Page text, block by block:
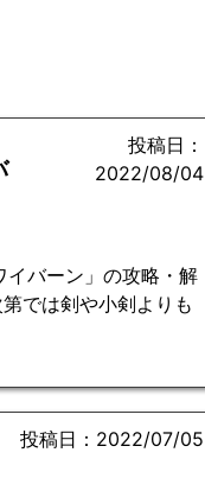
投稿日：
2022/08/04
イバーン」の攻略・解
では剣や小剣よりも
投稿日：2022/07/05